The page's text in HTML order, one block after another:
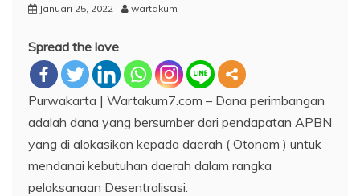
Januari 25, 2022 wartakum
Spread the love
Purwakarta | Wartakum7.com – Dana perimbangan
adalah dana yang bersumber dari pendapatan APBN
yang di alokasikan kepada daerah ( Otonom ) untuk
mendanai kebutuhan daerah dalam rangka
pelaksanaan Desentralisasi.